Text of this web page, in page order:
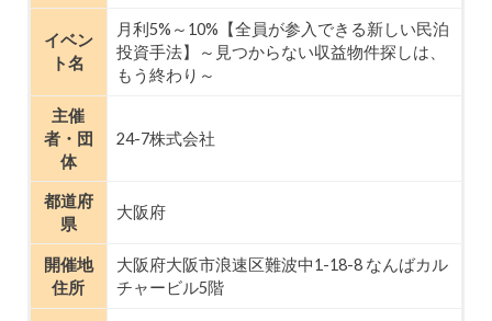
イベン
ト名
月利5%～10%【全員が参入できる新しい民泊
投資手法】～見つからない収益物件探しは、
もう終わり～
主催
者・団
体
24-7株式会社
都道府
県
大阪府
開催地
住所
大阪府大阪市浪速区難波中1-18-8 なんばカル
チャービル5階